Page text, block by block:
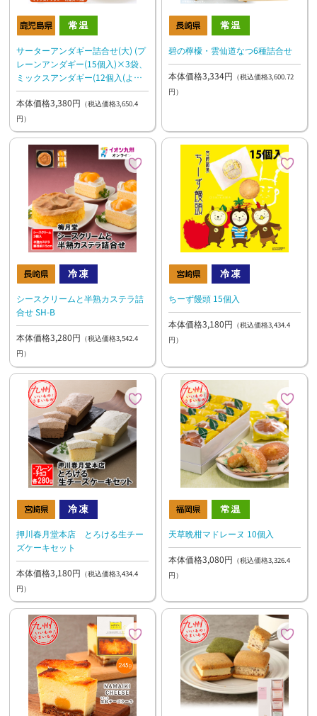
サーターアンダギー詰合せ(大) (プ
レーンアンダギー(15個入)×3袋、
ミックスアンダギー(12個入(よも
ぎ×3個、きなこ×3個、ココア
×3個、黒糖×3個)×3袋)
本体価格3,380円 （税込価格3,650.4
円）
碧の檸檬・雲仙道なつ6種詰合せ
本体価格3,334円 （税込価格3,600.72
円）
シースクリームと半熟カステラ詰
合せ SH-B
本体価格3,280円 （税込価格3,542.4
円）
ちーず饅頭 15個入
本体価格3,180円 （税込価格3,434.4
円）
押川春月堂本店 とろける生チー
ズケーキセット
本体価格3,180円 （税込価格3,434.4
円）
天草晩柑マドレーヌ 10個入
本体価格3,080円 （税込価格3,326.4
円）